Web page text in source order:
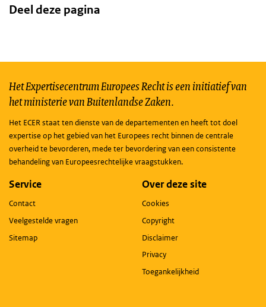
Deel deze pagina
Het Expertisecentrum Europees Recht is een initiatief van
het ministerie van Buitenlandse Zaken.
Het ECER staat ten dienste van de departementen en heeft tot doel
expertise op het gebied van het Europees recht binnen de centrale
overheid te bevorderen, mede ter bevordering van een consistente
behandeling van Europeesrechtelijke vraagstukken.
Service
Contact
Veelgestelde vragen
Sitemap
Over deze site
Cookies
Copyright
Disclaimer
Privacy
Toegankelijkheid